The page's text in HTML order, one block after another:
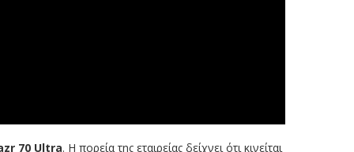
70 Ultra. Η πορεία της εταιρείας δείχνει ότι κινείται